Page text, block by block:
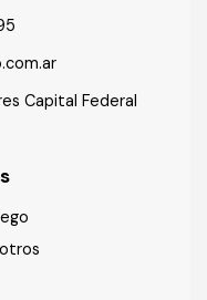
Capital Federal